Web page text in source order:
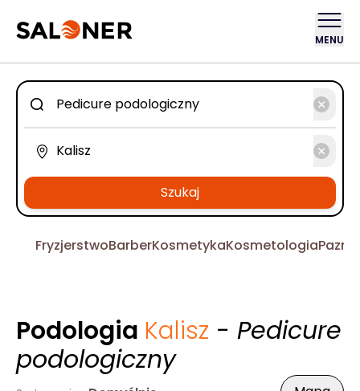
MENU
Szukaj
FryzjerstwoBarberKosmetykaKosmetologia
Podologia Kalisz - Pedicure
podologiczny